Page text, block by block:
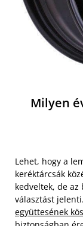
Milyen
Lehet, hogy a
keréktárcsák
kedveltek, de az
választást
együttesének